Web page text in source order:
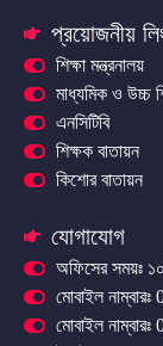
প্রয়োজনীয়
শিক্ষা মন্ত্রনালয়
মাধ্যমিক ও উচ্চ
এনসিটিবি
শিক্ষক বাতায়ন
কিশোর বাতায়ন
যোগাযোগ
অফিসের সময়ঃ
মোবাইল
মোবাইল